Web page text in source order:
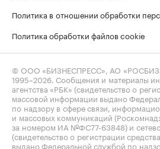
Политика в отношении обработки
Политика обработки файлов cookie
© ООО «БИЗНЕСПРЕСС», АО
1995–2026 . Сообщения и материалы
агентства «РБК» (свидетельство о
массовой информации выдано
по надзору в сфере связи,
и массовых коммуникаций
за номером ИА №ФС77-63848) и
(свидетельство о регистрации
выдано Федеральной службой по